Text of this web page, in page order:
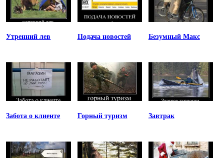
Утренний лев Подача новостей Безумный Макс
Забота о клиенте Горный туризм Завтрак